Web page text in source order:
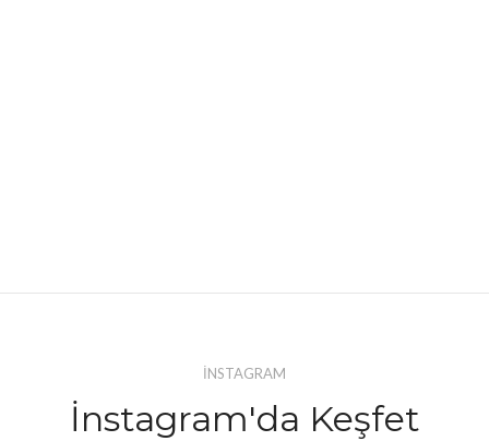
İNSTAGRAM
İnstagram'da Keşfet